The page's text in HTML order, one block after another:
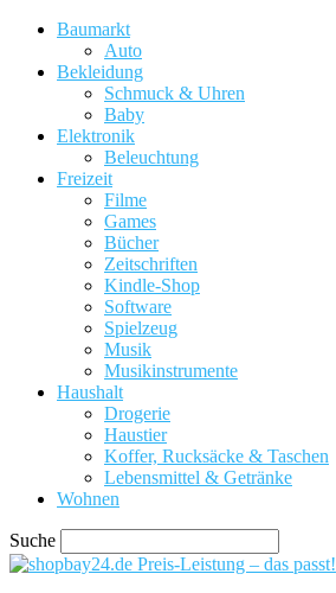
Baumarkt
Auto
Bekleidung
Schmuck & Uhren
Baby
Elektronik
Beleuchtung
Freizeit
Filme
Games
Bücher
Zeitschriften
Kindle-Shop
Software
Spielzeug
Musik
Musikinstrumente
Haushalt
Drogerie
Haustier
Koffer, Rucksäcke & Taschen
Lebensmittel & Getränke
Wohnen
Suche
Preis-Leistung – das passt!